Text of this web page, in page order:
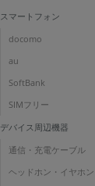
スマートフォン
docomo
au
SoftBank
SIMフリー
デバイス周辺機器
通信・充電ケーブル
ヘッドホン・イヤホン